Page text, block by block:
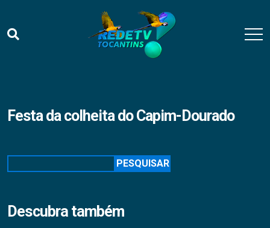
Festa da colheita do Capim-Dourado
PESQUISAR
Descubra também